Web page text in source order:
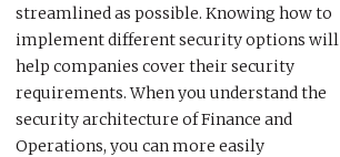
streamlined as possible. Knowing how to
implement different security options will
help companies cover their security
requirements. When you understand the
security architecture of Finance and
Operations, you can more easily